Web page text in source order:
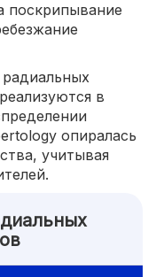
поскрипывание
в
опиралась
учитывая